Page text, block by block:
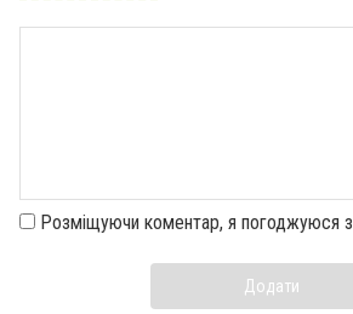
Розміщуючи коментар, я погоджуюся з
Додати